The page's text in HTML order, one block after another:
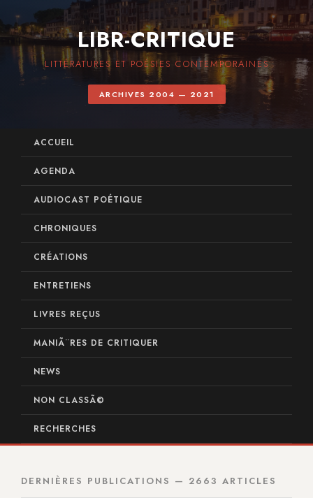
LIBR-CRITIQUE
LITTÉRATURES ET POÉSIES CONTEMPORAINES
ARCHIVES 2004 — 2021
ACCUEIL
AGENDA
AUDIOCAST POÉTIQUE
CHRONIQUES
CRÉATIONS
ENTRETIENS
LIVRES REÇUS
MANIÃ¨RES DE CRITIQUER
NEWS
NON CLASSÃ©
RECHERCHES
DERNIÈRES PUBLICATIONS — 2663 ARTICLES